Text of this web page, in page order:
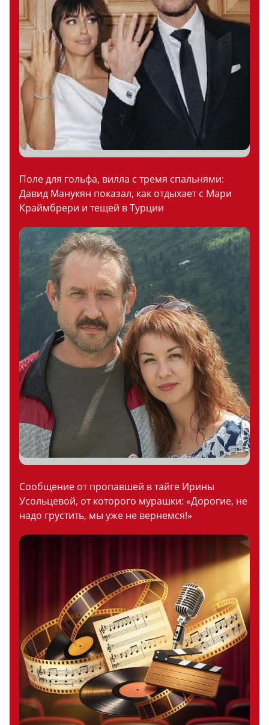
Поле для гольфа, вилла с тремя спальнями:
Давид Манукян показал, как отдыхает с Мари
Краймбрери и тещей в Турции
Сообщение от пропавшей в тайге Ирины
Усольцевой, от которого мурашки: «Дорогие, не
надо грустить, мы уже не вернемся!»